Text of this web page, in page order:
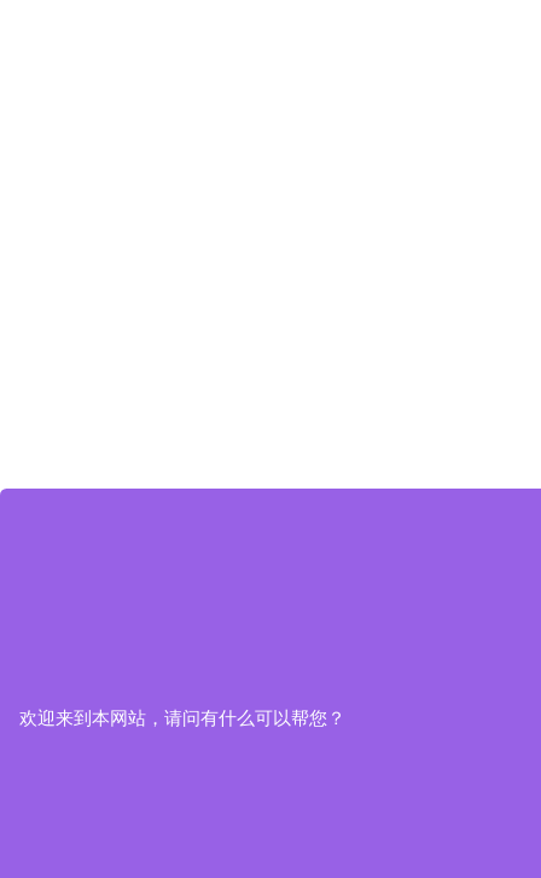
欢迎来到本网站，请问有什么可以帮您？